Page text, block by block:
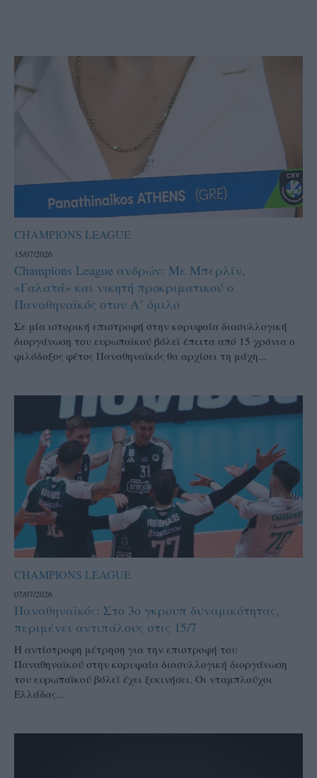
CHAMPIONS LEAGUE
15/07/2026
Champions League ανδρών: Με Μπερλίν,
«Γαλατά» και νικητή προκριματικού ο
Παναθηναϊκός στον Α’ όμιλο
Σε μία ιστορική επιστροφή στην κορυφαία διασυλλογική
διοργάνωση του ευρωπαϊκού βόλεϊ έπειτα από 15 χρόνια o
φιλόδοξος φέτος Παναθηναϊκός θα αρχίσει τη μάχη...
CHAMPIONS LEAGUE
07/07/2026
Παναθηναϊκός: Στο 3ο γκρουπ δυναμικότητας,
περιμένει αντιπάλους στις 15/7
Η αντίστροφη μέτρηση για την επιστροφή του
Παναθηναϊκού στην κορυφαία διασυλλογική διοργάνωση
του ευρωπαϊκού βόλεϊ έχει ξεκινήσει. Οι νταμπλούχοι
Ελλάδας...